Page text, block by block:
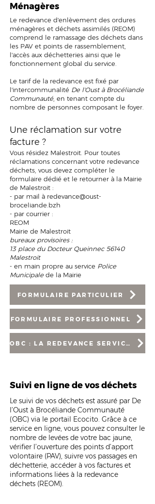
Ménagères
Le redevance d'enlèvement des ordures
ménagères et déchets assimilés (REOM)
comprend le ramassage des déchets dans
les PAV et points de rassemblement,
l'accès aux déchetteries ainsi que le
fonctionnement global du service.
Le tarif de la redevance est fixé par
l'intercommunalité De l'Oust à Brocéliande
Communauté , en tenant compte du
nombre de personnes composant le foyer.
Une réclamation sur votre
facture ?
Vous résidez Malestroit. Pour toutes
réclamations concernant votre redevance
déchets, vous devez compléter le
formulaire dédié et le retourner à la Mairie
de Malestroit :
- par mail à redevance@oust-
broceliande.bzh
- par courrier :
REOM
Mairie de Malestroit
bureaux provisoires :
13 place du Docteur Queinnec 56140
Malestroit
- en main propre au service Police
Municipale de la Mairie
FORMULAIRE PARTICULIER
FORMULAIRE PROFESSIONNEL
OBC : LA REDEVANCE SERVICE DECHETS
Suivi en ligne de vos déchets
Le suivi de vos déchets est assuré par De
l’Oust à Brocéliande Communauté
(OBC) via le portail Ecocito. Grâce à ce
service en ligne, vous pouvez consulter le
nombre de levées de votre bac jaune,
vérifier l’ouverture des points d’apport
volontaire (PAV), suivre vos passages en
déchetterie, accéder à vos factures et
informations liées à la redevance
déchets (REOM).